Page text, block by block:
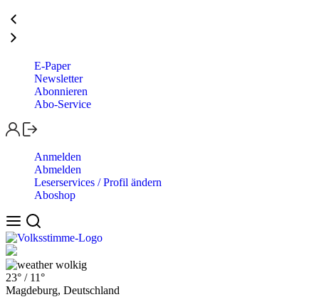
E-Paper
Newsletter
Abonnieren
Abo-Service
Anmelden
Abmelden
Leserservices / Profil ändern
Aboshop
wolkig
23° / 11°
Magdeburg, Deutschland